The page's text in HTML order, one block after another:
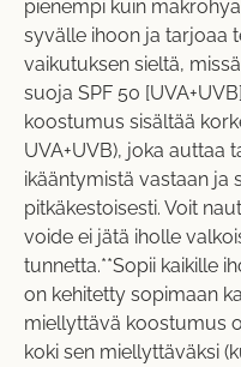
pienempi kuin
syvälle ihoon ja tarjoaa
vaikutuksen sieltä,
suoja SPF 50
koostumus sisältää
UVA+UVB), joka auttaa
ikääntymistä vastaan ja
pitkäkestoisesti. Voit
voide ei jätä iholle
tunnetta.**Sopii kaikille
on kehitetty sopimaan
miellyttävä koostumus
koki sen miellyttäväksi